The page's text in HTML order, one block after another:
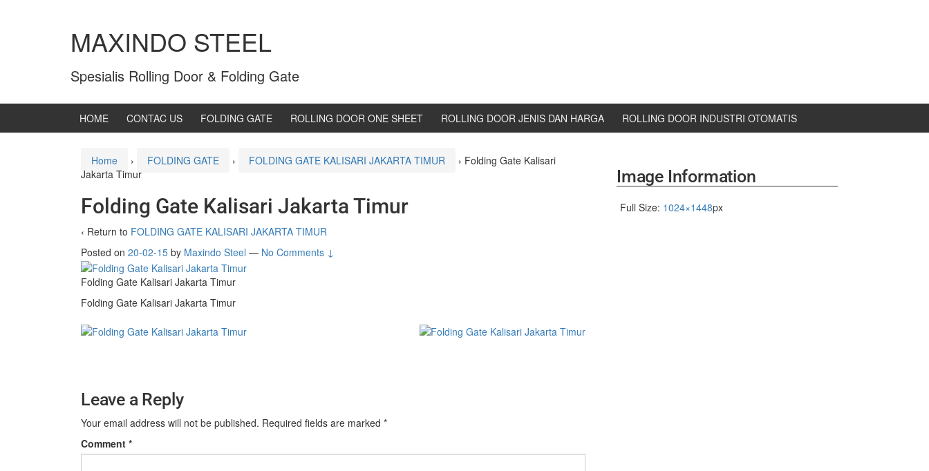
MAXINDO STEEL
Spesialis Rolling Door & Folding Gate
HOME CONTAC US FOLDING GATE ROLLING DOOR ONE SHEET ROLLING DOOR JENIS DAN HARGA ROLLING DOOR INDUSTRI OTOMATIS
Home › FOLDING GATE › FOLDING GATE KALISARI JAKARTA TIMUR › Folding Gate Kalisari
Jakarta Timur
Folding Gate Kalisari Jakarta Timur
‹ Return to FOLDING GATE KALISARI JAKARTA TIMUR
Posted on 20-02-15 by Maxindo Steel — No Comments ↓
Folding Gate Kalisari Jakarta Timur
Folding Gate Kalisari Jakarta Timur
Leave a Reply
Your email address will not be published. Required fields are marked *
Comment *
Image Information
Full Size: 1024×1448px